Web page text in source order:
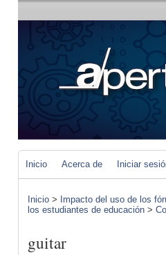
Inicio Acerca de Iniciar
Inicio > Impacto del uso de los
los estudiantes de educación >
guitar